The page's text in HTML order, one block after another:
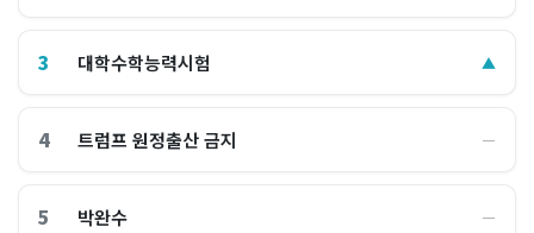
3 대학수학능력시험 ▲
4 트럼프 원정출산 금지 ―
5 박완수 ―